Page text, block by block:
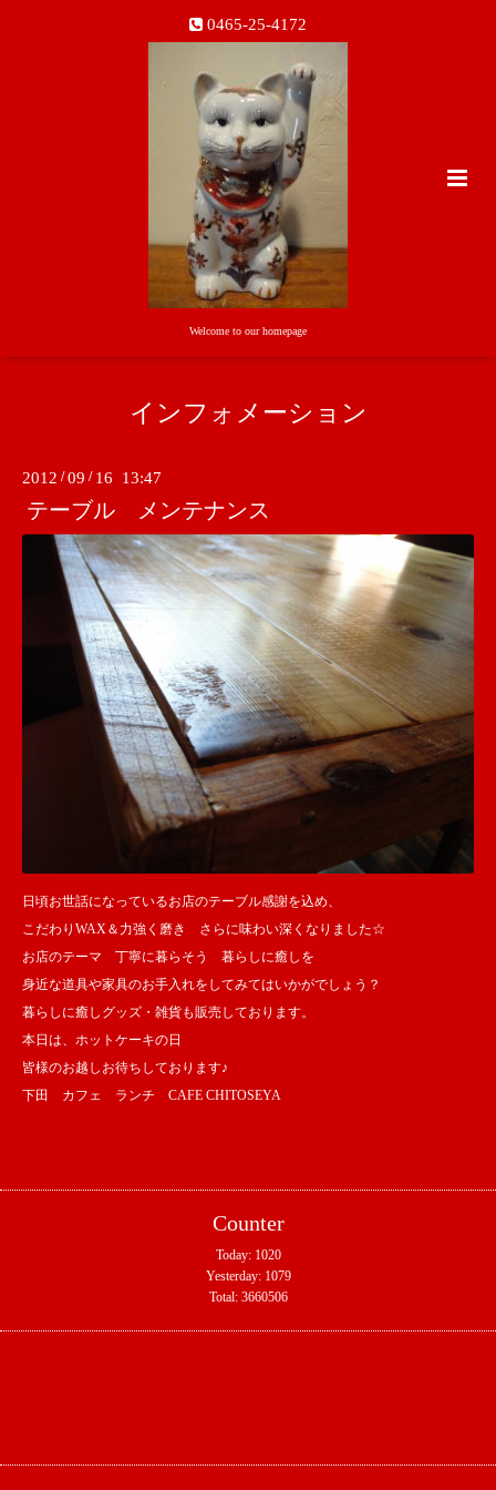
0465-25-4172
Welcome to our homepage
インフォメーション
2012 /09 / 16 13:47
テーブル メンテナンス
日頃お世話になっているお店のテーブル感謝を込め、
こだわりWAX＆力強く磨き さらに味わい深くなりました☆
お店のテーマ 丁寧に暮らそう 暮らしに癒しを
身近な道具や家具のお手入れをしてみてはいかがでしょう？
暮らしに癒しグッズ・雑貨も販売しております。
本日は、ホットケーキの日
皆様のお越しお待ちしております♪
下田 カフェ ランチ CAFE CHITOSEYA
Counter
Today: 1020
Yesterday: 1079
Total: 3660506